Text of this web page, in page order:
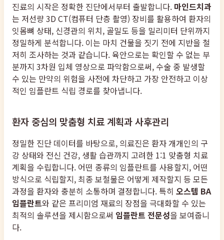
진료의 시작은 정확한 진단에서부터 출발합니다. 마인드치과
는 저선량 3D CT(컴퓨터 단층 촬영) 장비를 활용하여 환자의
잇몸뼈 상태, 신경관의 위치, 골밀도 등을 밀리미터 단위까지
정밀하게 분석합니다. 이는 마치 건물을 짓기 전에 지반을 철
저히 조사하는 것과 같습니다. 육안으로는 확인할 수 없는 부
분까지 3차원 입체 영상으로 파악함으로써, 수술 중 발생할
수 있는 만약의 위험을 사전에 차단하고 가장 안전하고 이상
적인 임플란트 식립 경로를 찾아냅니다.
환자 중심의 맞춤형 치료 계획과 사후관리
정밀한 진단 데이터를 바탕으로, 의료진은 환자 개개인의 구
강 상태와 전신 건강, 생활 습관까지 고려한 1:1 맞춤형 치료
계획을 수립합니다. 어떤 종류의 임플란트를 사용할지, 어떤
방식으로 식립할지, 최종 보철물은 어떻게 제작할지 등 모든
과정을 환자와 충분히 소통하며 결정합니다. 특히 오스템 BA
임플란트와 같은 프리미엄 재료의 장점을 극대화할 수 있는
최적의 솔루션을 제시함으로써 임플란트 전문성을 보여줍니
다.